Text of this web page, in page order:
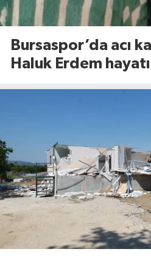
Bursaspor’da acı
Haluk Erdem